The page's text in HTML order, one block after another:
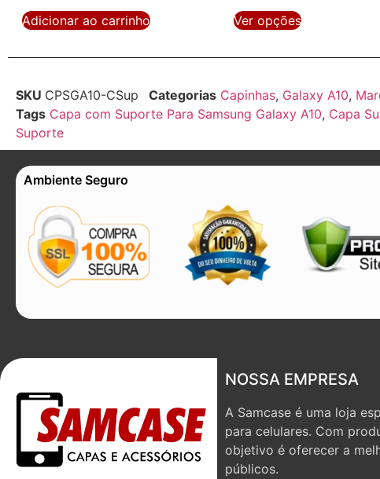
Adicionar ao carrinho
Ver opções
SKU CPSGA10-CSup Categorias Capinhas, Galaxy A10,
Tags Capa com Suporte Para Samsung Galaxy A10, Capa
Suporte
Ambiente Seguro
NOSSA EMPRESA
A Samcase é uma loja
para celulares. Com
objetivo é oferecer a
públicos.